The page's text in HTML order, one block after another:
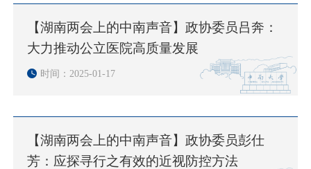
【湖南两会上的中南声音】政协委员吕奔：
大力推动公立医院高质量发展
时间：2025-01-17
【湖南两会上的中南声音】政协委员彭仕
芳：应探寻行之有效的近视防控方法